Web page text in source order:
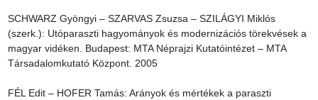
SCHWARZ Gyöngyi – SZARVAS Zsuzsa – SZILÁGYI Miklós
(szerk.): Utóparaszti hagyományok és modernizációs törekvések a
magyar vidéken. Budapest: MTA Néprajzi Kutatóintézet – MTA
Társadalomkutató Központ. 2005
FÉL Edit – HOFER Tamás: Arányok és mértékek a paraszti